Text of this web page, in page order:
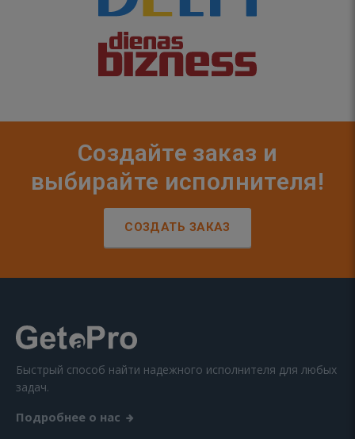
Создайте заказ и
выбирайте исполнителя!
СОЗДАТЬ ЗАКАЗ
Быстрый способ найти надежного исполнителя для любых
задач.
Подробнее о нас